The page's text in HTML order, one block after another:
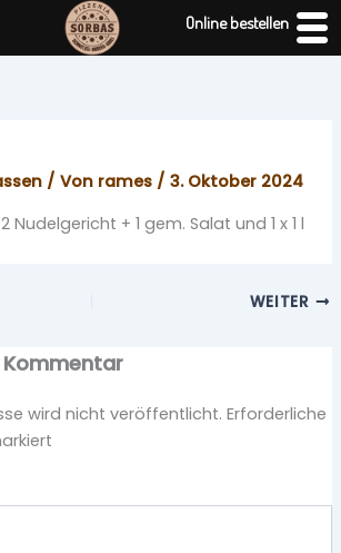
/ Von rames / 3. Oktober 2024
Nudelgericht + 1 gem. Salat und 1 x 1 l
WEITER
Kommentar
wird nicht veröffentlicht. Erforderliche
Online bestellen